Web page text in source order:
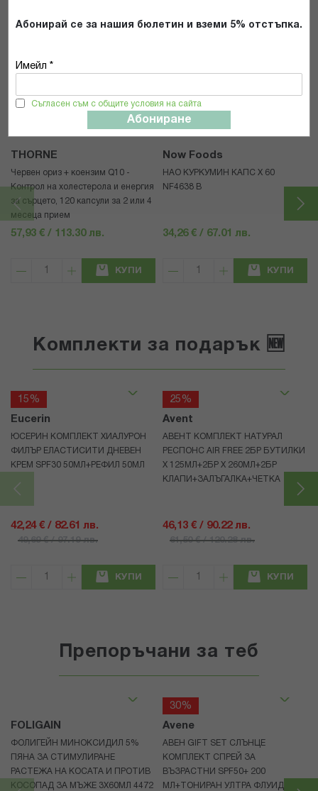
Абонирай се за нашия бюлетин и вземи 5% отстъпка.
Имейл *
Съгласен съм с общите условия на сайта
Абониране
THORNE
Червен ориз + коензим Q10 -
Контрол на холестерола и енергия
за сърцето, 120 капсули за 2 или 4
месеца прием
57,93 € / 113.30 лв.
КУПИ
Now Foods
НАО КУРКУМИН КАПС Х 60
NF4638 В
34,26 € / 67.01 лв.
КУПИ
Комплекти за подарък 🆕
15%
Eucerin
ЮСЕРИН КОМПЛЕКТ ХИАЛУРОН
ФИЛЪР ЕЛАСТИСИТИ ДНЕВЕН
КРЕМ SPF30 50МЛ+РЕФИЛ 50МЛ
42,24 € / 82.61 лв.
49,69 € / 97.19 лв.
КУПИ
25%
Avent
АВЕНТ КОМПЛЕКТ НАТУРАЛ
РЕСПОНС AIR FREE 2БР БУТИЛКИ
Х 125МЛ+2БР Х 260МЛ+2БР
КЛАПИ+ЗАЛЪГАЛКА+ЧЕТКА
46,13 € / 90.22 лв.
61,50 € / 120.28 лв.
КУПИ
Препоръчани за теб
FOLIGAIN
ФОЛИГЕЙН МИНОКСИДИЛ 5%
ПЯНА ЗА СТИМУЛИРАНЕ
РАСТЕЖА НА КОСАТА И ПРОТИВ
КОСОПАД ЗА МЪЖЕ 3X60МЛ 4472
30%
Avene
АВЕН GIFT SET СЛЪНЦЕ
КОМПЛЕКТ СПРЕЙ ЗА
ВЪЗРАСТНИ SPF50+ 200
МЛ+ТОНИРАН УЛТРА ФЛУИД ЗА